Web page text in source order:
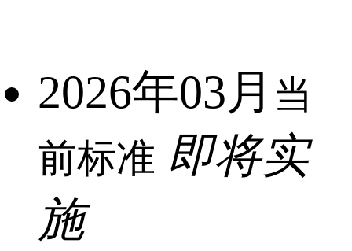
2026年03月 当
前标准 即将实
施